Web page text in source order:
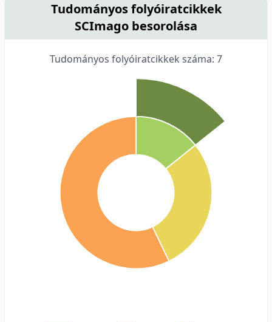
Tudományos folyóiratcikkek
SCImago besorolása
Tudományos folyóiratcikkek száma: 7